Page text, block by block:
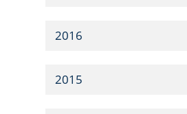
2016
2015